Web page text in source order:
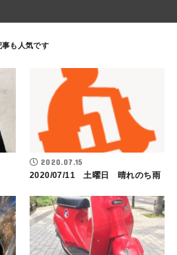
2020.07.15
2020/07/11 土曜日 晴れのち雨